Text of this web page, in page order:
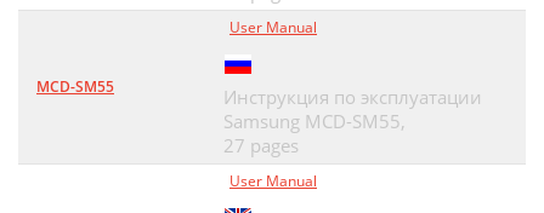
MCD-SM55
User Manual
Инструкция по эксплуатации
Samsung MCD-SM55,
27 pages
User Manual